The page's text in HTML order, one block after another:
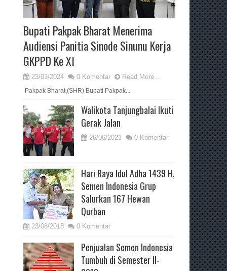
Bupati Pakpak Bharat Menerima
Audiensi Panitia Sinode Sinunu Kerja
GKPPD Ke XI
23/03/2024 0 Komentar Read More...
Pakpak Bharat,(SHR) Bupati Pakpak...
Walikota Tanjungbalai Ikuti
Gerak Jalan
26/06/2023 0 Komentar
Hari Raya Idul Adha 1439 H,
Semen Indonesia Grup
Salurkan 167 Hewan
Qurban
23/08/2018 0 Komentar
Penjualan Semen Indonesia
Tumbuh di Semester II-